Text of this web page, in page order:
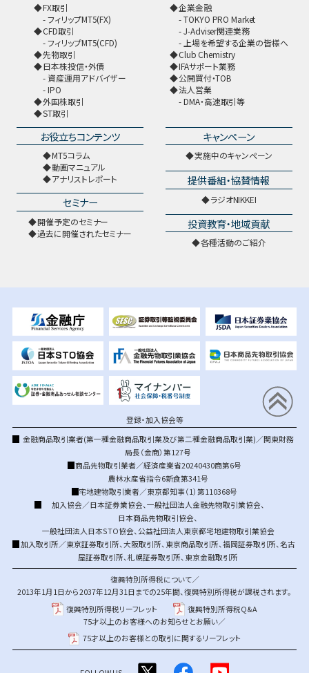
FX取引
フィリップMT5(FX)
CFD取引
フィリップMT5(CFD)
先物取引
日本株投信・外債
資産運用アドバイザー
IPO
外国株取引
ST取引
企業金融
TOKYO PRO Market
J-Adviser関連業務
上場を希望する企業の皆様へ
Club Chemistry
IFAサポート業務
公開買付・TOB
法人営業
DMA・高速取引等
お役立ちコンテンツ
MT5コラム
動画マニュアル
アナリストレポート
セミナー
開催予定のセミナー
過去に開催されたセミナー
キャンペーン
実施中のキャンペーン
提供番組・協賛情報
ラジオNIKKEI
投資教育・地域貢献
各種活動のご紹介
登録・加入協会等
金融商品取引業者(第一種金融商品取引業及び第二種金融商品取引業)／関東財務
局長（金商）第127号
商品先物取引業者／経済産業省20240430商第6号
農林水産省指令6新食第341号
宅地建物取引業者／東京都知事（1）第110368号
加入協会／日本証券業協会、 一般社団法人金融先物取引業協会、
日本商品先物取引協会、
一般社団法人日本STO協会、 公益社団法人東京都宅地建物取引業協会
加入取引所／東京証券取引所、大阪取引所、 東京商品取引所、福岡証券取引所、名古
屋証券取引所、札幌証券取引所、 東京金融取引所
復興特別所得税について／
2013年1月1日から2037年12月31日までの25年間、復興特別所得税が課税されます。
復興特別所得税リーフレット
復興特別所得税Q&A
75才以上のお客様へのお知らせとお願い／
75才以上のお客様との取引に関するリーフレット